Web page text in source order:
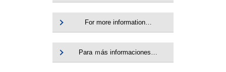
For more information…
Para ｍás informaciones…